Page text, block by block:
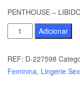
PENTHOUSE –
Quantidade
de
PENTHOUSE
-
Adicionar
REF: D-227598
Feminina, Lingerie